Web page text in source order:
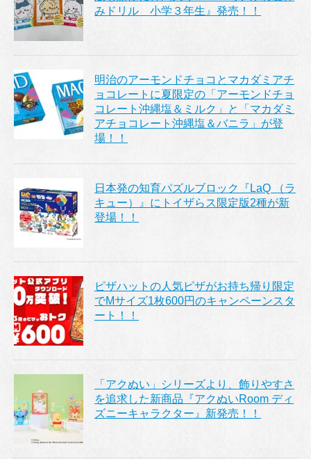
みドリル 小学３年生』発売！！
明治のアーモンドチョコとマカダミアチ
ョコレートに夏限定の「アーモンドチョ
コレート沖縄塩＆ミルク」と「マカダミ
アチョコレート沖縄塩＆バニラ」が登
場！！
日本発の知育パズルブロック『LaQ （ラ
キュー）』にトイザらス限定版2種が新
登場！！
ピザハットの人気ピザがお持ち帰り限定
でMサイズ1枚600円のキャンペーンスタ
ート！！
「アクぬい」シリーズより、飾りやすさ
を追求した新商品『アクぬいRoom ディ
ズニーキャラクター』新発売！！